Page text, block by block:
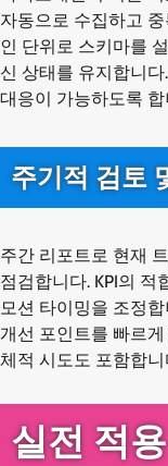
자동으로 수집하고
인 단위로 스키마를
신 상태를 유지합니
대응이 가능하도록 합
주기적 검토
주간 리포트로 현재
점검합니다. KPI의 적
모션 타이밍을 조정
개선 포인트를 빠르
체적 시도도 포함합니
실전 적